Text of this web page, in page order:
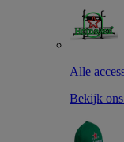
Alle
Bekijk